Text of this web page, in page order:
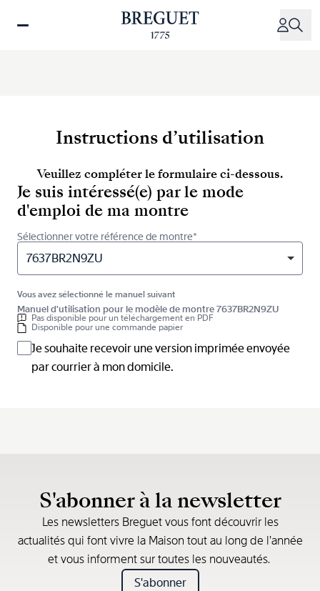
Instructions d’utilisation
Veuillez compléter le formulaire ci-dessous.
Je suis intéressé(e) par le mode
d'emploi de ma montre
Sélectionner votre référence de montre*
7637BR2N9ZU
Vous avez sélectionné le manuel suivant
Manuel d'utilisation pour le modèle de montre 7637BR2N9ZU
Pas disponible pour un téléchargement en PDF
Disponible pour une commande papier
Je souhaite recevoir une version imprimée envoyée
par courrier à mon domicile.
S'abonner à la newsletter
Les newsletters Breguet vous font découvrir les
actualités qui font vivre la Maison tout au long de l’année
et vous informent sur toutes les nouveautés.
S'abonner